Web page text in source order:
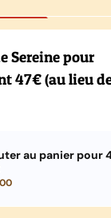
Sereine pour
47€ (au lieu
au panier pour